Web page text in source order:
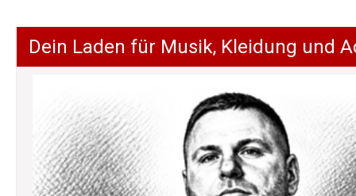
Dein Laden für Musik, Kleidung und